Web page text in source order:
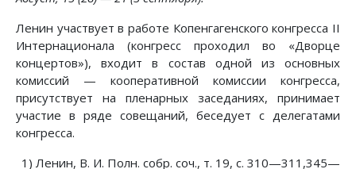
Ленин участвует в работе Копенгагенского конгресса II
Интернационала (конгресс проходил во «Дворце
концертов»), входит в состав одной из основных
комиссий — кооперативной комиссии конгресса,
присутствует на пленарных заседаниях, принимает
участие в ряде совещаний, беседует с делегатами
конгресса.
1) Ленин, В. И. Полн. собр. соч., т. 19, с. 310—311,345—